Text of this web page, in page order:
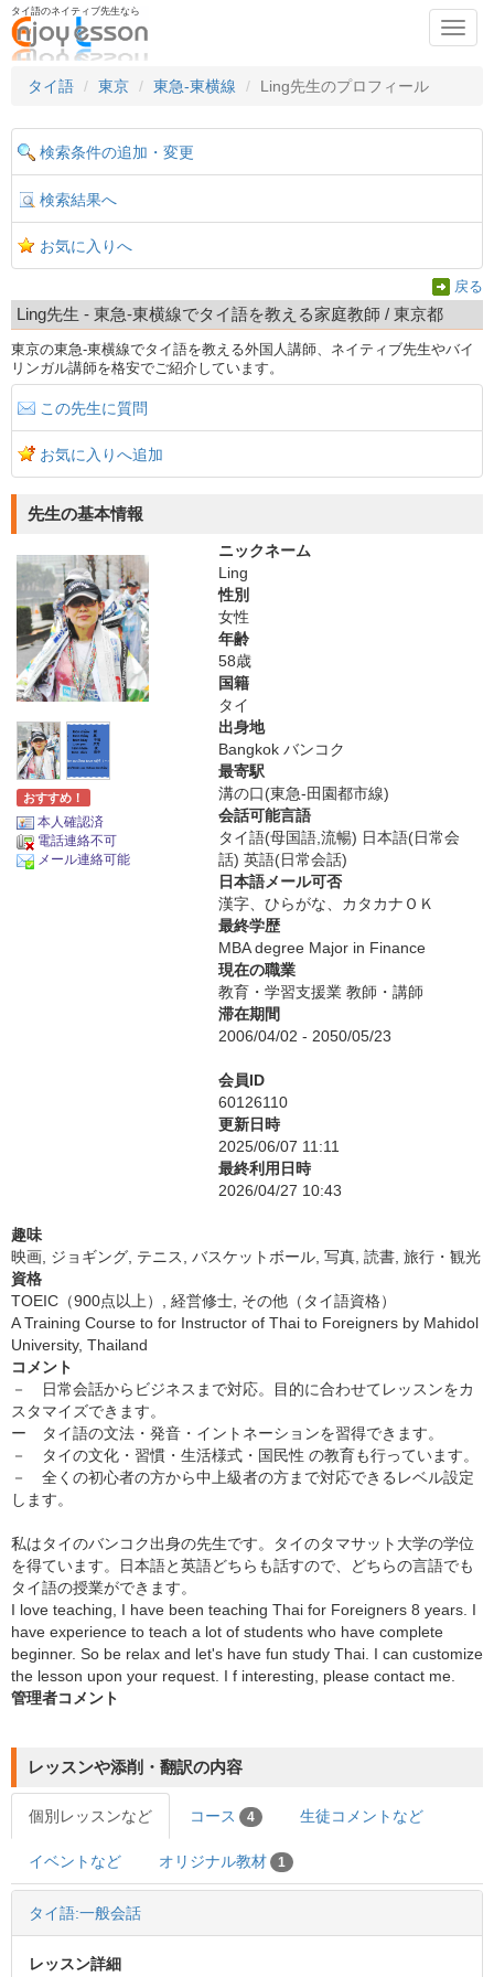
タイ語のネイティブ先生なら
タイ語
東京 東急-東横線 Ling先生のプロフィール
検索条件の追加・変更
検索結果へ
お気に入りへ
戻る
Ling先生 - 東急-東横線でタイ語を教える家庭教師 / 東京都
東京の東急-東横線でタイ語を教える外国人講師、ネイティブ先生やバイ
リンガル講師を格安でご紹介しています。
この先生に質問
お気に入りへ追加
先生の基本情報
おすすめ！
本人確認済
電話連絡不可
メール連絡可能
ニックネーム
Ling
性別
女性
年齢
58歳
国籍
タイ
出身地
Bangkok バンコク
最寄駅
溝の口(東急-田園都市線)
会話可能言語
タイ語(母国語,流暢) 日本語(日常会
話) 英語(日常会話)
日本語メール可否
漢字、ひらがな、カタカナＯＫ
最終学歴
MBA degree Major in Finance
現在の職業
教育・学習支援業 教師・講師
滞在期間
2006/04/02 - 2050/05/23
会員ID
60126110
更新日時
2025/06/07 11:11
最終利用日時
2026/04/27 10:43
趣味
映画, ジョギング, テニス, バスケットボール, 写真, 読書, 旅行・観光
資格
TOEIC（900点以上）, 経営修士, その他（タイ語資格）
A Training Course to for Instructor of Thai to Foreigners by Mahidol
University, Thailand
コメント
－ 日常会話からビジネスまで対応。目的に合わせてレッスンをカ
スタマイズできます。
ー タイ語の文法・発音・イントネーションを習得できます。
－ タイの文化・習慣・生活様式・国民性 の教育も行っています。
－ 全くの初心者の方から中上級者の方まで対応できるレベル設定
します。
私はタイのバンコク出身の先生です。タイのタマサット大学の学位
を得ています。日本語と英語どちらも話すので、どちらの言語でも
タイ語の授業ができます。
I love teaching, I have been teaching Thai for Foreigners 8 years. I
have experience to teach a lot of students who have complete
beginner. So be relax and let's have fun study Thai. I can customize
the lesson upon your request. I f interesting, please contact me.
管理者コメント
レッスンや添削・翻訳の内容
個別レッスンなど コース 4 生徒コメントなど
イベントなど オリジナル教材 1
タイ語:一般会話
レッスン詳細